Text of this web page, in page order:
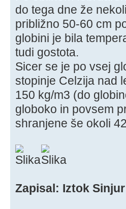
do tega dne že
približno 50-60 cm
globini je bila
tudi gostota.
Sicer se je po vsej
stopinje Celzija nad
150 kg/m3 (do
globoko in povsem
shranjene še okoli
Zapisal: Iztok Sinjur